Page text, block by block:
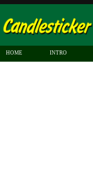
HOME INTRO